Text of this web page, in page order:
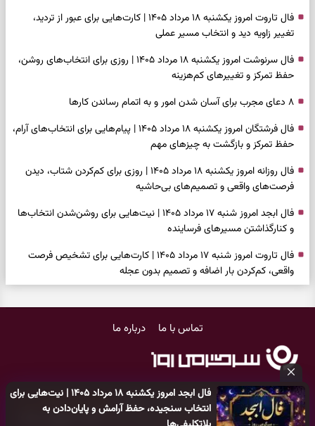
فال ابجد امروز یکشنبه ۱۸ مرداد ۱۴۰۵ | نیت‌هایی برای
انتخاب سنجیده، حفظ آرامش و پایان‌دادن به
فال تاروت امروز یکشنبه ۱۸ مرداد ۱۴۰۵ | کارت‌هایی برای عبور از تردید،
تغییر زاویه دید و انتخاب مسیر عملی
فال سرنوشت امروز یکشنبه ۱۸ مرداد ۱۴۰۵ | روزی برای انتخاب‌های روشن،
حفظ تمرکز و تغییرهای کم‌هزینه
۸ دعای مجرب برای آسان شدن امور و به اتمام رساندن کار‌ها
فال فرشتگان امروز یکشنبه ۱۸ مرداد ۱۴۰۵ | پیام‌هایی برای انتخاب‌های آرام،
حفظ تمرکز و بازگشت به چیزهای مهم
فال روزانه امروز یکشنبه ۱۸ مرداد ۱۴۰۵ | روزی برای کم‌کردن شتاب، دیدن
فرصت‌های واقعی و تصمیم‌های بی‌حاشیه
فال ابجد امروز شنبه ۱۷ مرداد ۱۴۰۵ | نیت‌هایی برای روشن‌شدن انتخاب‌ها
و کنارگذاشتن مسیرهای فرساینده
فال تاروت امروز شنبه ۱۷ مرداد ۱۴۰۵ | کارت‌هایی برای تشخیص فرصت
واقعی، کم‌کردن بار اضافه و تصمیم بدون عجله
بخوانید
حفظ ارزش‌ها و سبک‌کردن ذهن
تماس با ما درباره ما
کلیه حقوق مادی و معنوی این سایت متعلق بهپایگاه خبری سرگرمی روز
می‌باشد و هر گونه کپی‌برداری توسط دیگر سایت‌ها اکیدا ممنوعمی‌باشد